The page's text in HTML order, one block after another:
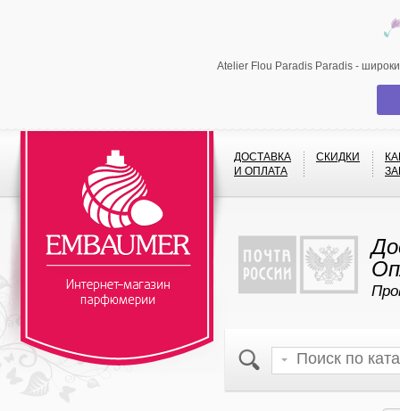
Atelier Flou Paradis Paradis -
ДОСТАВКА
И ОПЛАТА
СКИДКИ